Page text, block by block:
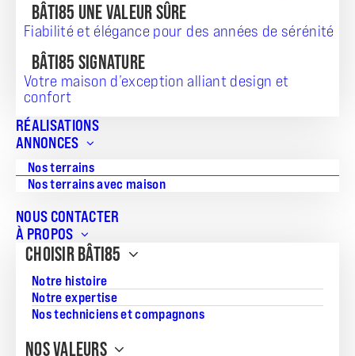
BÂTI85 UNE VALEUR SÛRE
Fiabilité et élégance pour des années de sérénité
BÂTI85 SIGNATURE
Votre maison d’exception alliant design et
confort
RÉALISATIONS
ANNONCES
Nos terrains
Nos terrains avec maison
NOUS CONTACTER
À PROPOS
CHOISIR BÂTI85
Notre histoire
Notre expertise
Nos techniciens et compagnons
NOS VALEURS
TERRAIN + MAISON
187 600
AD-06274
359
Superficie de la maison:
72
Nombre de pièces: